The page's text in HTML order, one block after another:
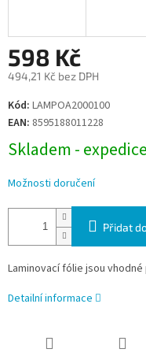
598 Kč
494,21 Kč bez DPH
Měrná
cena:
Kód: LAMPOA2000100
EAN: 8595188011228
Skladem -
Možnosti doručení
Přidat
Laminovací fólie jsou
Detailní informace